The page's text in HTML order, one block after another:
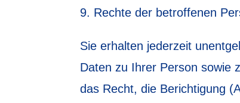
Rechte der betroffenen
Sie erhalten jederzeit
Daten zu Ihrer Person sowie
das Recht, die Berichtigung